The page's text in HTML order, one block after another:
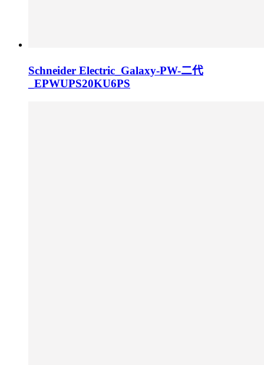
Schneider Electric_Galaxy-PW-二代
_EPWUPS20KU6PS